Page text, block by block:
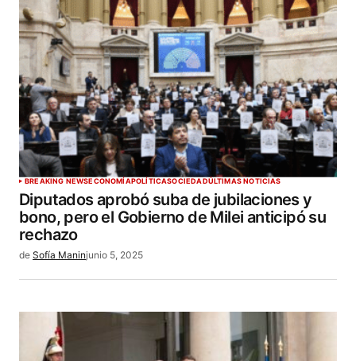
BREAKING NEWSECONOMÍAPOLÍTICASOCIEDADÚLTIMAS NOTICIAS
Diputados aprobó suba de jubilaciones y
bono, pero el Gobierno de Milei anticipó su
rechazo
de Sofía Maninjunio 5, 2025